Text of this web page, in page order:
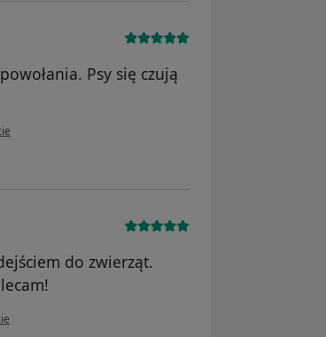
Psy się czują
psibrat
do zwierząt.
Joanna